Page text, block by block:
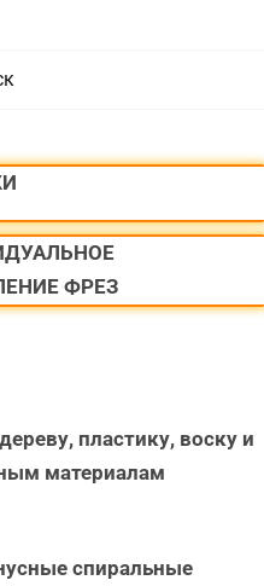
БЫСТРЫЙ
ФРЕЗ
пластику, воску и
материалам
спиральные